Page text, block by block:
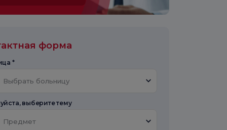
форма
*
Выбрать больницу
выберите тему
Предмет